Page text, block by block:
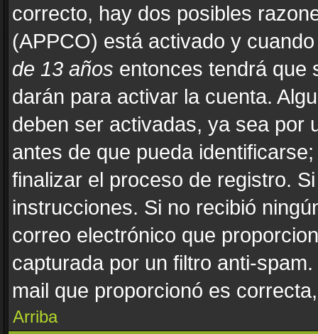
correcto, hay dos posibles
(APPCO) está activado y
de 13 años entonces tendrá que
darán para activar la cuenta.
deben ser activadas, ya sea por
antes de que pueda
finalizar el proceso de registro.
instrucciones. Si no recibió
correo electrónico que
capturada por un filtro anti-
mail que proporcionó es
Arriba